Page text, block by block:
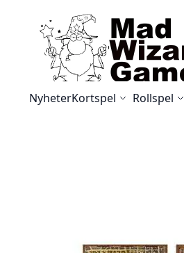
Skip to Content
NyheterKortspel Rollspel